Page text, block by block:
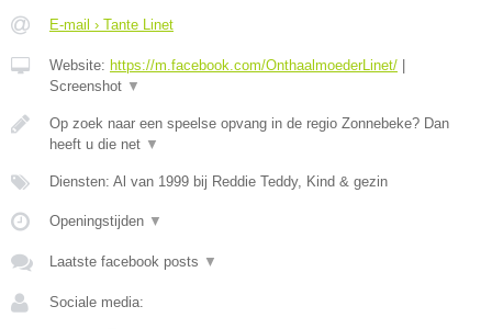
E-mail › Tante Linet
Website: https://m.facebook.com/OnthaalmoederLinet/
Screenshot ▼
Op zoek naar een speelse opvang in de regio Zonnebeke? Dan
heeft u die net ▼
Diensten: Al van 1999 bij Reddie Teddy, Kind & gezin
Openingstijden ▼
Laatste facebook posts ▼
Sociale media: